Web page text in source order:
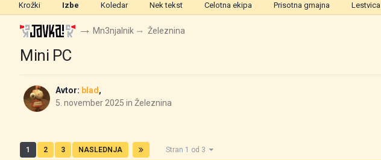
Krožki Izbe Koledar Nek tekst Celotna ekipa Prisotna gmajna Lestvica
Mn3njalnik Železnina
Mini PC
Avtor: blad,
5. november 2025 inŽeleznina
1 2 3 NASLEDNJA Stran 1 od 3